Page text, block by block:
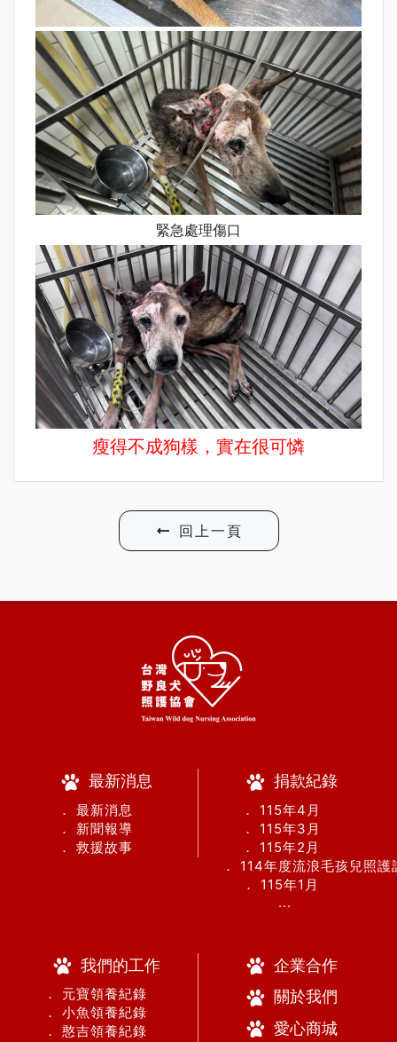
緊急處理傷口
瘦得不成狗樣，實在很可憐
回上一頁
最新消息
． 最新消息
． 新聞報導
． 救援故事
捐款紀錄
． 115年4月
． 115年3月
． 115年2月
． 114年度流浪毛孩兒照
． 115年1月
...
我們的工作
． 元寶領養紀錄
． 小魚領養紀錄
． 憨吉領養紀錄
企業合作
關於我們
愛心商城